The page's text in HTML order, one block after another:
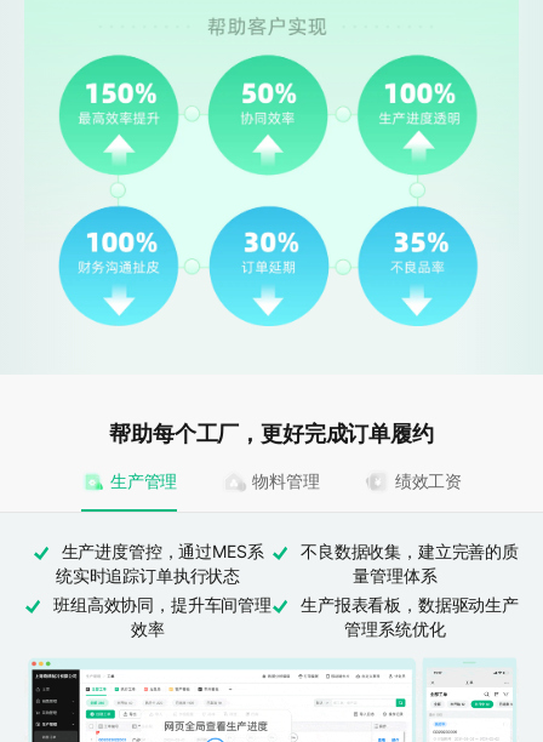
帮助每个工厂，更好完成订单履约
生产管理 物料管理 绩效工资
生产进度管控，通过MES系
统实时追踪订单执行状态
不良数据收集，建立完善的质
量管理体系
班组高效协同，提升车间管理
效率
生产报表看板，数据驱动生产
管理系统优化